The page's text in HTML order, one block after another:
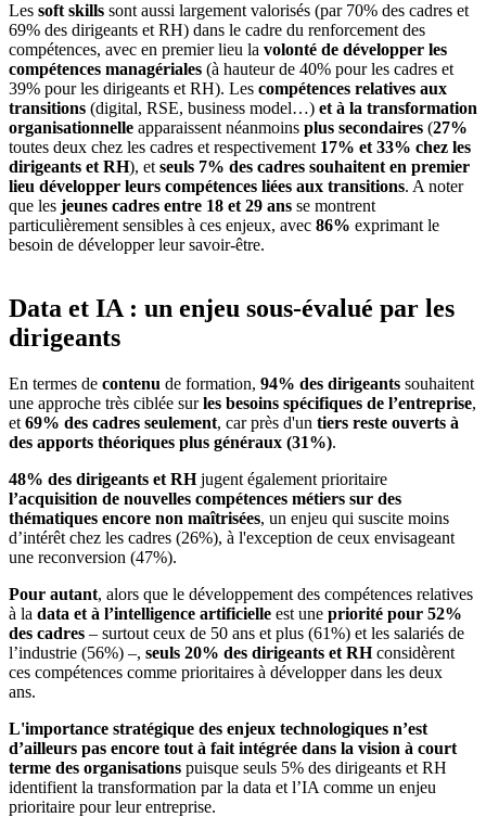
Les soft skills sont aussi largement valorisés (par 70% des cadres et
69% des dirigeants et RH) dans le cadre du renforcement des
compétences, avec en premier lieu la volonté de développer les
compétences managériales (à hauteur de 40% pour les cadres et
39% pour les dirigeants et RH). Les compétences relatives aux
transitions (digital, RSE, business model…) et à la transformation
organisationnelle apparaissent néanmoins plus secondaires (27%
toutes deux chez les cadres et respectivement 17% et 33% chez les
dirigeants et RH), et seuls 7% des cadres souhaitent en premier
lieu développer leurs compétences liées aux transitions. A noter
que les jeunes cadres entre 18 et 29 ans se montrent
particulièrement sensibles à ces enjeux, avec 86% exprimant le
besoin de développer leur savoir-être.
Data et IA : un enjeu sous-évalué par les
dirigeants
En termes de contenu de formation, 94% des dirigeants souhaitent
une approche très ciblée surles besoins spécifiques de l’entreprise,
et 69% des cadres seulement, car près d'un tiers reste ouverts à
des apports théoriques plus généraux (31%).
48% des dirigeants et RHjugent également prioritaire
l’acquisition de nouvelles compétences métiers sur des
thématiques encore non maîtrisées, un enjeu qui suscite moins
d’intérêt chez les cadres (26%), à l'exception de ceux envisageant
une reconversion (47%).
Pour autant, alors que le développement des compétences relatives
à la data et à l’intelligence artificielle est une priorité pour 52%
des cadres – surtout ceux de 50 ans et plus (61%) et les salariés de
l’industrie (56%) –, seuls 20% des dirigeants et RHconsidèrent
ces compétences comme prioritaires à développer dans les deux
ans.
L'importance stratégique des enjeux technologiques n’est
d’ailleurs pas encore tout à fait intégrée dans la vision à court
terme des organisations puisque seuls 5% des dirigeants et RH
identifient la transformation par la data et l’IA comme un enjeu
prioritaire pour leur entreprise.